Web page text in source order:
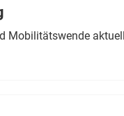
Mobilitätswende